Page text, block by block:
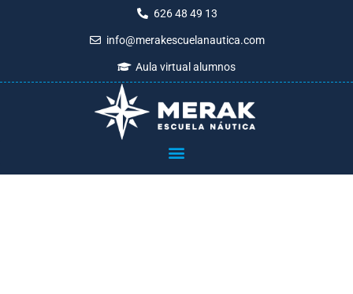
626 48 49 13
info@merakescuelanautica.com
Aula virtual alumnos